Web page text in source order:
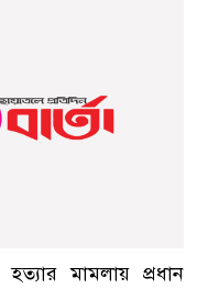
মামলায় প্রধান